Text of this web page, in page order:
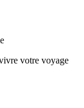
votre voyage